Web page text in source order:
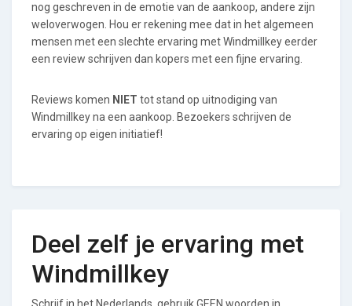
nog geschreven in de emotie van de aankoop, andere zijn
weloverwogen. Hou er rekening mee dat in het algemeen
mensen met een slechte ervaring met Windmillkey eerder
een review schrijven dan kopers met een fijne ervaring.
Reviews komen NIET tot stand op uitnodiging van
Windmillkey na een aankoop. Bezoekers schrijven de
ervaring op eigen initiatief!
Deel zelf je ervaring met
Windmillkey